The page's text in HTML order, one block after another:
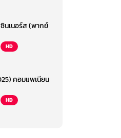
นเนอร์ส (พากย์
HD
คอมแพเนียน
HD